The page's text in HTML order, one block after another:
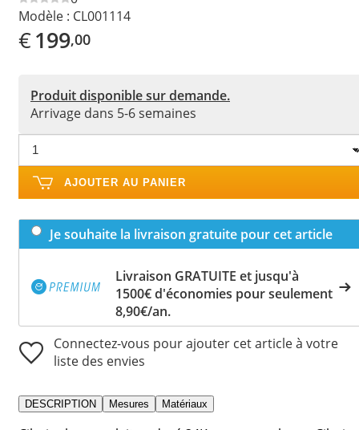
Modèle : CL001114
€199,00
Produit disponible sur demande.
Arrivage dans 5-6 semaines
AJOUTER AU PANIER
Je souhaite la livraison gratuite pour cet article
Livraison GRATUITE et jusqu'à
1500€ d'économies pour seulement
8,90€/an.
Connectez-vous pour ajouter cet article à votre
liste des envies
DESCRIPTION Mesures Matériaux